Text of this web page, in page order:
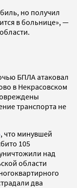
но получил
в больнице», —
БПЛА атаковал
в Некрасовском
транспорта не
, что минувшей
105
над
области
два